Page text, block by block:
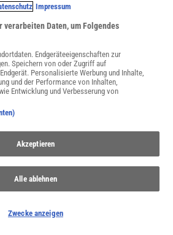
in der Post-Higgs-Ära zu bieten haben
Impressum
verarbeiten Daten, um Folgendes
Endgeräteeigenschaften zur
Speichern von oder Zugriff auf
Personalisierte Werbung und Inhalte,
und der Performance von Inhalten,
Entwicklung und Verbesserung von
Akzeptieren
Alle ablehnen
Zwecke anzeigen